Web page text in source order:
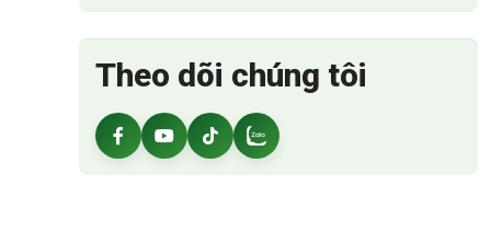
Theo dõi chúng tôi